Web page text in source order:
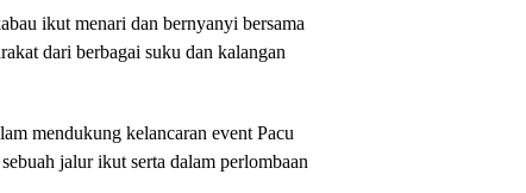
ikut menari dan bernyanyi bersama
dari berbagai suku dan kalangan
mendukung kelancaran event Pacu
jalur ikut serta dalam perlombaan